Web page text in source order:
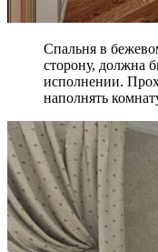
Спальня в
сторону, должна
исполнении.
наполнять